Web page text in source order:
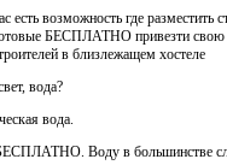
есть возможность где
БЕСПЛАТНО привезти свою
в близлежащем хостеле
вода?
вода.
Воду в большинстве